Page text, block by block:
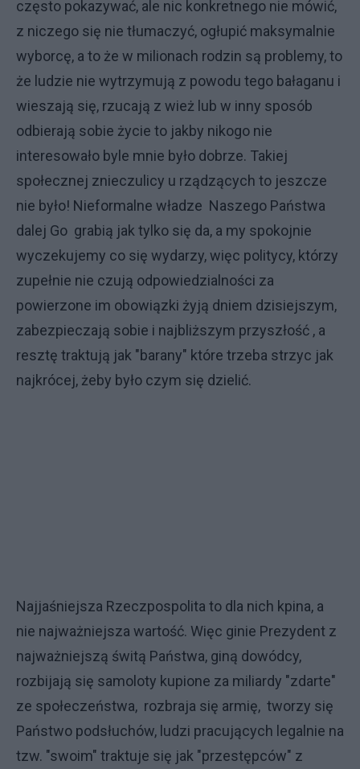
często pokazywać, ale nic konkretnego nie mówić,
z niczego się nie tłumaczyć, ogłupić maksymalnie
wyborcę, a to że w milionach rodzin są problemy, to
że ludzie nie wytrzymują z powodu tego bałaganu i
wieszają się, rzucają z wież lub w inny sposób
odbierają sobie życie to jakby nikogo nie
interesowało byle mnie było dobrze. Takiej
społecznej znieczulicy u rządzących to jeszcze
nie było! Nieformalne władze Naszego Państwa
dalej Go grabią jak tylko się da, a my spokojnie
wyczekujemy co się wydarzy, więc politycy, którzy
zupełnie nie czują odpowiedzialności za
powierzone im obowiązki żyją dniem dzisiejszym,
zabezpieczają sobie i najbliższym przyszłość , a
resztę traktują jak "barany" które trzeba strzyc jak
najkrócej, żeby było czym się dzielić.
Najjaśniejsza Rzeczpospolita to dla nich kpina, a
nie najważniejsza wartość. Więc ginie Prezydent z
najważniejszą świtą Państwa, giną dowódcy,
rozbijają się samoloty kupione za miliardy "zdarte"
ze społeczeństwa, rozbraja się armię, tworzy się
Państwo podsłuchów, ludzi pracujących legalnie na
tzw. "swoim" traktuje się jak "przestępców" z